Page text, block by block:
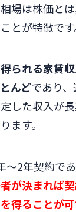
場は株価と
とが特徴です
られる家賃
んどであり
した収入が
ます。
〜2年契約で
が決まれば
得ることが